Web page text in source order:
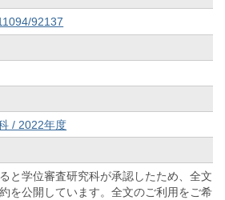
92137
/ 2022年度
と学位審査研究科が承認したため、全文
を公開しています。全文のご利用をご希